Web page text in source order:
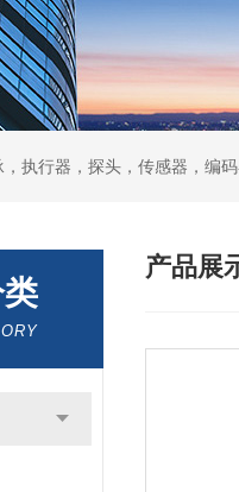
执行器，探头，传感器，编
产品展